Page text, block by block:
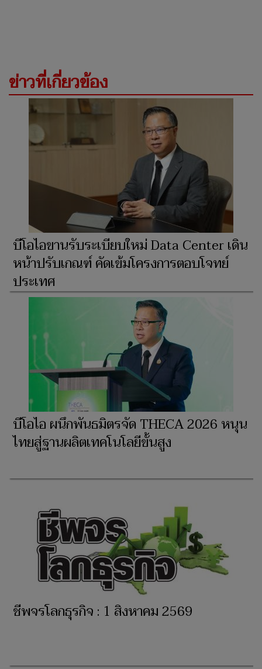
ข่าวที่เกี่ยวข้อง
บีโอไอขานรับระเบียบใหม่ Data Center เดิน
หน้าปรับเกณฑ์ คัดเข้มโครงการตอบโจทย์
ประเทศ
บีโอไอ ผนึกพันธมิตรจัด THECA 2026 หนุน
ไทยสู่ฐานผลิตเทคโนโลยีขั้นสูง
ชีพจรโลกธุรกิจ : 1 สิงหาคม 2569